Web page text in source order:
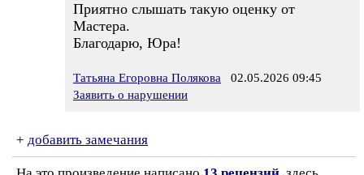
Приятно слышать такую оценку от
Мастера.
Благодарю, Юра!
Татьяна Егоровна Полякова 02.05.2026 09:45
Заявить о нарушении
+ добавить замечания